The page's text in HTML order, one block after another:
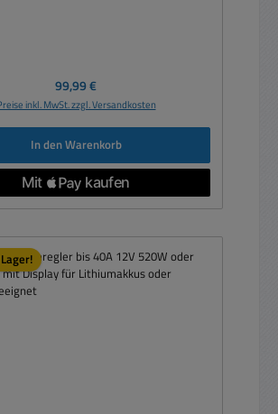
Regulärer Preis:
99,99 €
inkl. MwSt. zzgl. Versandkosten
In den Warenkorb